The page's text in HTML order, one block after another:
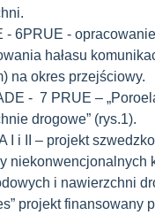
- 6PRUE -
hałasu
na okres przejściowy.
- 7 PRUE –
drogowe” (rys.1).
I i II – projekt
niekonwencjonalnych
i nawierzchni
projekt finansowany